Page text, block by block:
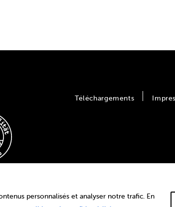
personnalisés et analyser notre trafic. En
Téléchargements